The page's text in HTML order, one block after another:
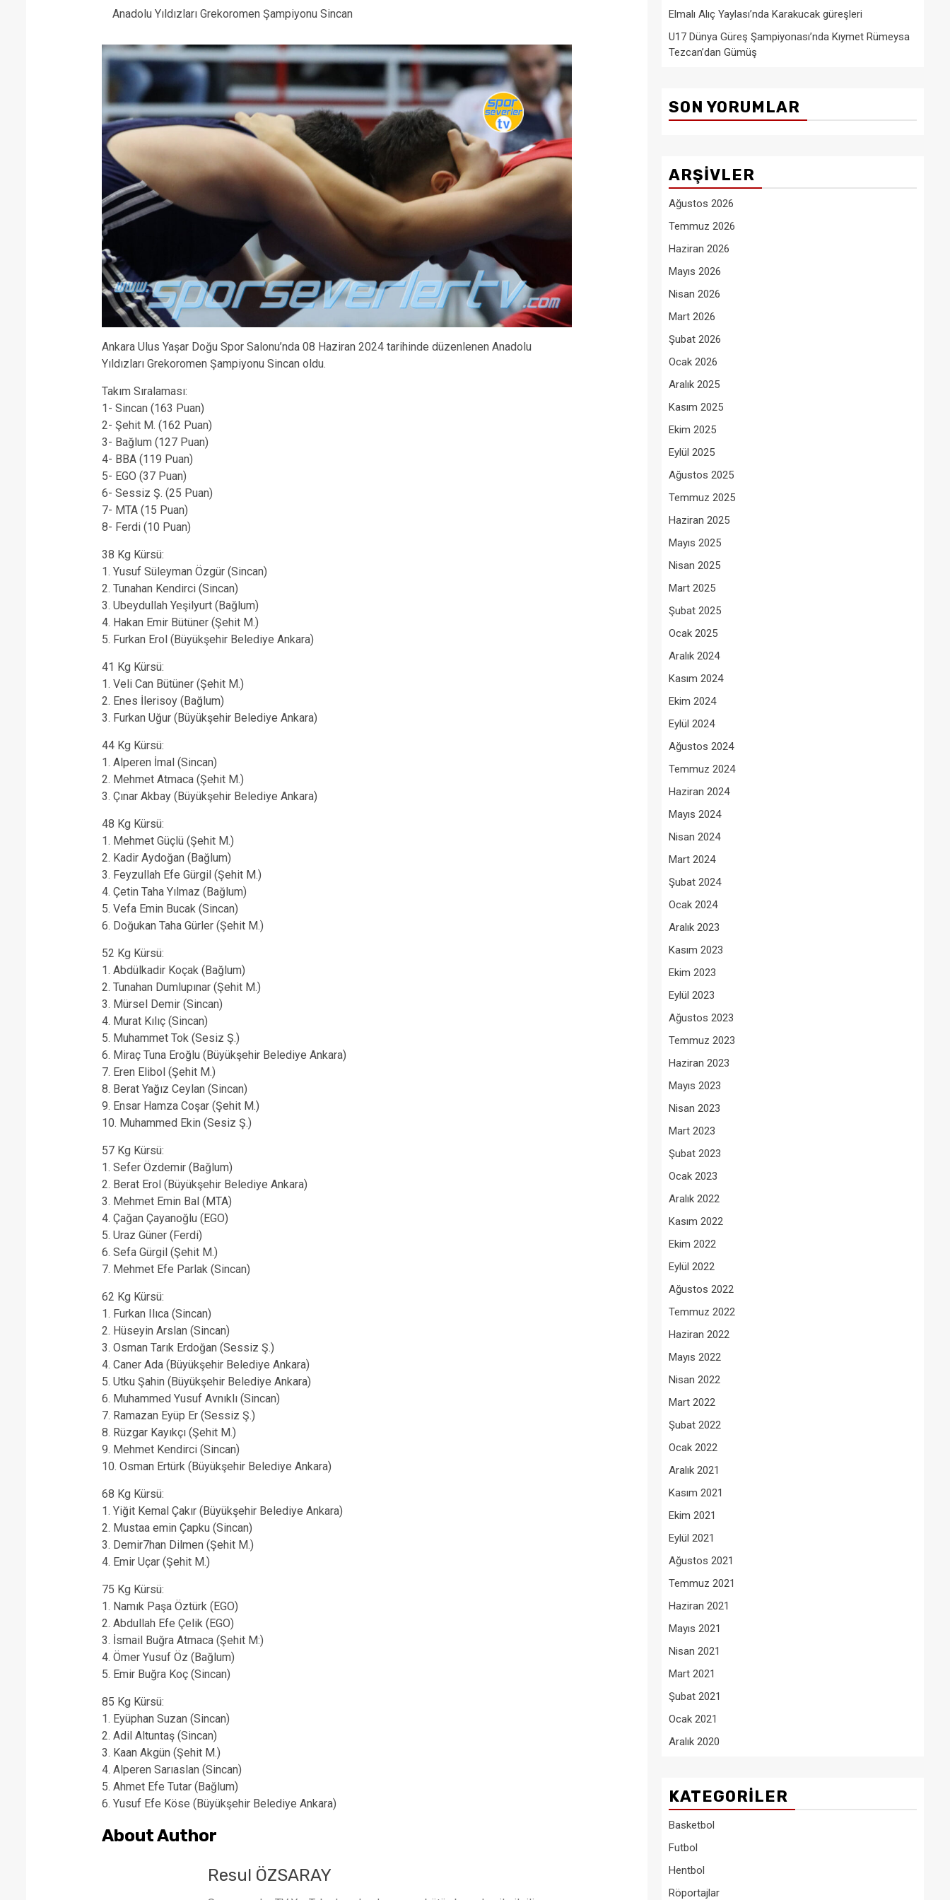
Anadolu Yıldızları Grekoromen Şampiyonu Sincan
Ankara Ulus Yaşar Doğu Spor Salonu’nda 08 Haziran 2024 tarihinde düzenlenen Anadolu
Yıldızları Grekoromen Şampiyonu Sincan oldu.
Takım Sıralaması:
1- Sincan (163 Puan)
2- Şehit M. (162 Puan)
3- Bağlum (127 Puan)
4- BBA (119 Puan)
5- EGO (37 Puan)
6- Sessiz Ş. (25 Puan)
7- MTA (15 Puan)
8- Ferdi (10 Puan)
38 Kg Kürsü:
1. Yusuf Süleyman Özgür (Sincan)
2. Tunahan Kendirci (Sincan)
3. Ubeydullah Yeşilyurt (Bağlum)
4. Hakan Emir Bütüner (Şehit M.)
5. Furkan Erol (Büyükşehir Belediye Ankara)
41 Kg Kürsü:
1. Veli Can Bütüner (Şehit M.)
2. Enes İlerisoy (Bağlum)
3. Furkan Uğur (Büyükşehir Belediye Ankara)
44 Kg Kürsü:
1. Alperen İmal (Sincan)
2. Mehmet Atmaca (Şehit M.)
3. Çınar Akbay (Büyükşehir Belediye Ankara)
48 Kg Kürsü:
1. Mehmet Güçlü (Şehit M.)
2. Kadir Aydoğan (Bağlum)
3. Feyzullah Efe Gürgil (Şehit M.)
4. Çetin Taha Yılmaz (Bağlum)
5. Vefa Emin Bucak (Sincan)
6. Doğukan Taha Gürler (Şehit M.)
52 Kg Kürsü:
1. Abdülkadir Koçak (Bağlum)
2. Tunahan Dumlupınar (Şehit M.)
3. Mürsel Demir (Sincan)
4. Murat Kılıç (Sincan)
5. Muhammet Tok (Sesiz Ş.)
6. Miraç Tuna Eroğlu (Büyükşehir Belediye Ankara)
7. Eren Elibol (Şehit M.)
8. Berat Yağız Ceylan (Sincan)
9. Ensar Hamza Coşar (Şehit M.)
10. Muhammed Ekin (Sesiz Ş.)
57 Kg Kürsü:
1. Sefer Özdemir (Bağlum)
2. Berat Erol (Büyükşehir Belediye Ankara)
3. Mehmet Emin Bal (MTA)
4. Çağan Çayanoğlu (EGO)
5. Uraz Güner (Ferdi)
6. Sefa Gürgil (Şehit M.)
7. Mehmet Efe Parlak (Sincan)
62 Kg Kürsü:
1. Furkan Ilıca (Sincan)
2. Hüseyin Arslan (Sincan)
3. Osman Tarık Erdoğan (Sessiz Ş.)
4. Caner Ada (Büyükşehir Belediye Ankara)
5. Utku Şahin (Büyükşehir Belediye Ankara)
6. Muhammed Yusuf Avnıklı (Sincan)
7. Ramazan Eyüp Er (Sessiz Ş.)
8. Rüzgar Kayıkçı (Şehit M.)
9. Mehmet Kendirci (Sincan)
10. Osman Ertürk (Büyükşehir Belediye Ankara)
68 Kg Kürsü:
1. Yiğit Kemal Çakır (Büyükşehir Belediye Ankara)
2. Mustaa emin Çapku (Sincan)
3. Demir7han Dilmen (Şehit M.)
4. Emir Uçar (Şehit M.)
75 Kg Kürsü:
1. Namık Paşa Öztürk (EGO)
2. Abdullah Efe Çelik (EGO)
3. İsmail Buğra Atmaca (Şehit M:)
4. Ömer Yusuf Öz (Bağlum)
5. Emir Buğra Koç (Sincan)
85 Kg Kürsü:
1. Eyüphan Suzan (Sincan)
2. Adil Altuntaş (Sincan)
3. Kaan Akgün (Şehit M.)
4. Alperen Sarıaslan (Sincan)
5. Ahmet Efe Tutar (Bağlum)
6. Yusuf Efe Köse (Büyükşehir Belediye Ankara)
About Author
Resul ÖZSARAY
Elmalı Alıç Yaylası’nda Karakucak güreşleri
U17 Dünya Güreş Şampiyonası’nda Kıymet Rümeysa
Tezcan’dan Gümüş
SON YORUMLAR
ARŞIVLER
Ağustos 2026
Temmuz 2026
Haziran 2026
Mayıs 2026
Nisan 2026
Mart 2026
Şubat 2026
Ocak 2026
Aralık 2025
Kasım 2025
Ekim 2025
Eylül 2025
Ağustos 2025
Temmuz 2025
Haziran 2025
Mayıs 2025
Nisan 2025
Mart 2025
Şubat 2025
Ocak 2025
Aralık 2024
Kasım 2024
Ekim 2024
Eylül 2024
Ağustos 2024
Temmuz 2024
Haziran 2024
Mayıs 2024
Nisan 2024
Mart 2024
Şubat 2024
Ocak 2024
Aralık 2023
Kasım 2023
Ekim 2023
Eylül 2023
Ağustos 2023
Temmuz 2023
Haziran 2023
Mayıs 2023
Nisan 2023
Mart 2023
Şubat 2023
Ocak 2023
Aralık 2022
Kasım 2022
Ekim 2022
Eylül 2022
Ağustos 2022
Temmuz 2022
Haziran 2022
Mayıs 2022
Nisan 2022
Mart 2022
Şubat 2022
Ocak 2022
Aralık 2021
Kasım 2021
Ekim 2021
Eylül 2021
Ağustos 2021
Temmuz 2021
Haziran 2021
Mayıs 2021
Nisan 2021
Mart 2021
Şubat 2021
Ocak 2021
Aralık 2020
KATEGORILER
Basketbol
Futbol
Hentbol
Röportajlar